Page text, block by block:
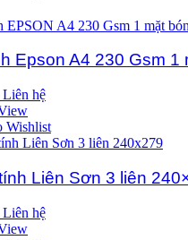
Epson A4 230 Gsm 1
hệ
Wishlist
Liên Sơn 3 liên
hệ